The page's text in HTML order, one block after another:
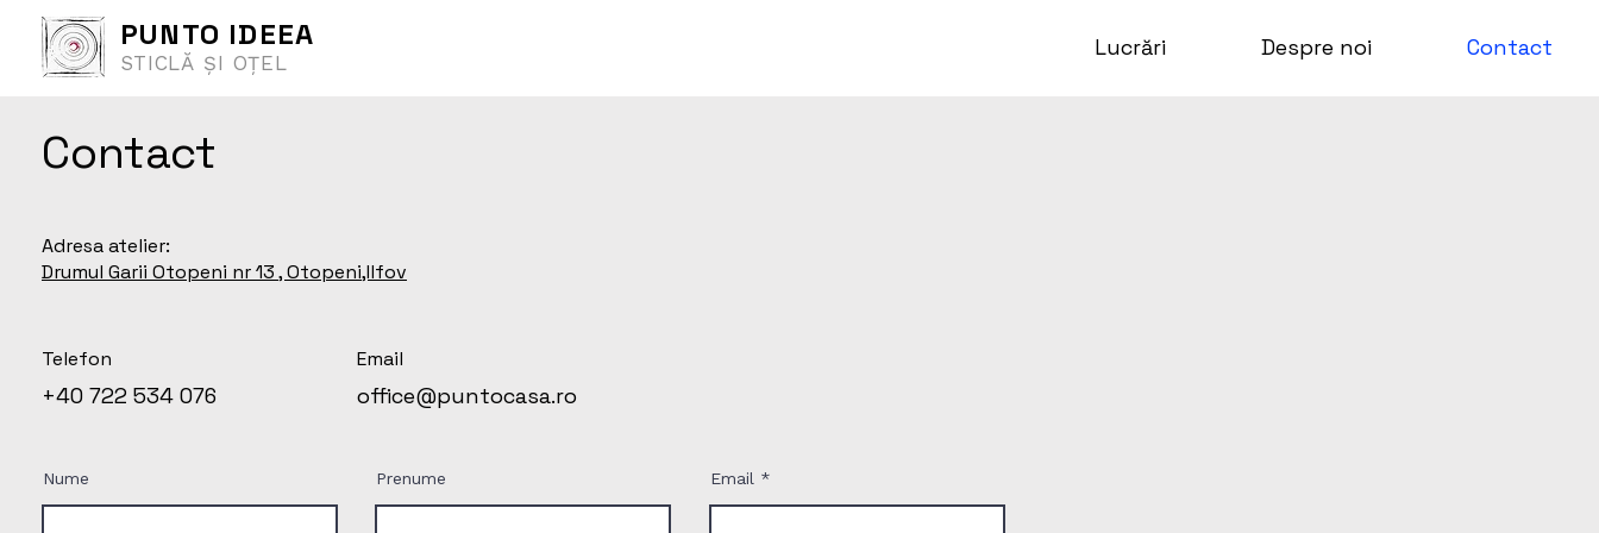
PUNTO IDEEA
STICLĂ ȘI OȚEL
Lucrări Despre noi Contact
Contact
Adresa atelier:
Drumul Garii Otopeni nr 13 , Otopeni,Ilfov
Telefon
+40 722 534 076
Email
office@puntocasa.ro
Nume Prenume Email